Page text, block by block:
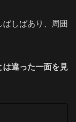
しばあり、周囲
は違った一面を見